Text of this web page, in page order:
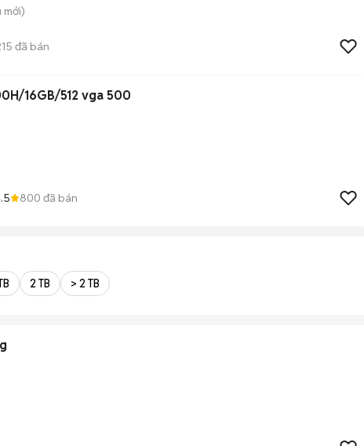
mới)
đã bán
16GB/512 vga 500
800 đã bán
2 TB > 2 TB